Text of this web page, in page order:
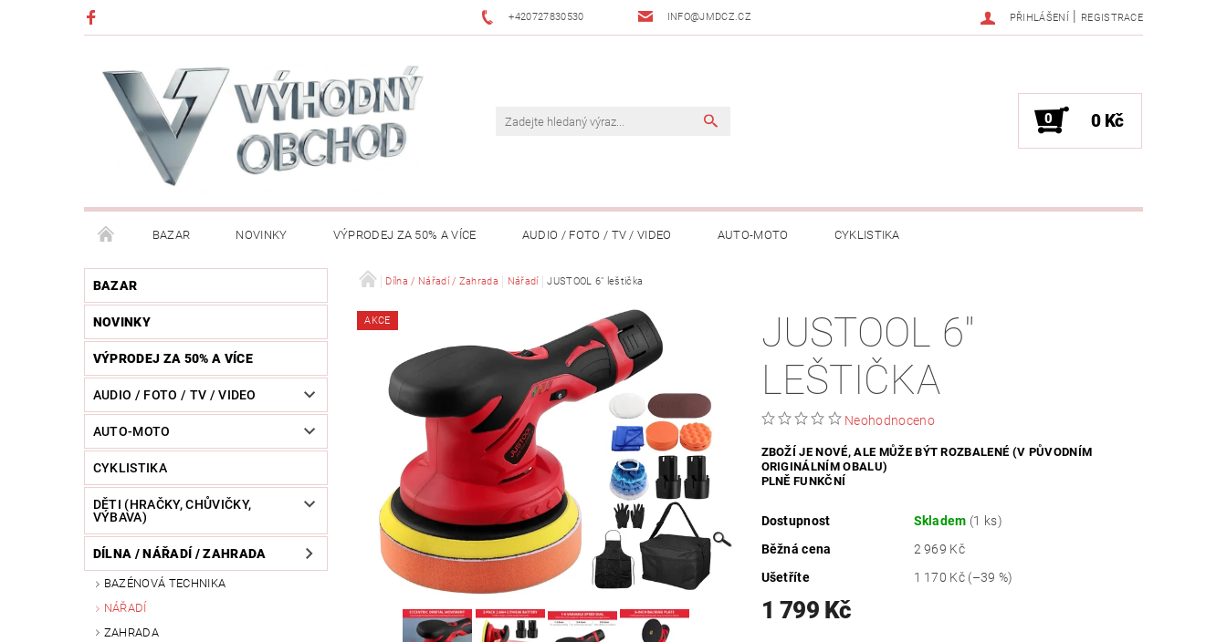
+420727830530 INFO@JMDCZ.CZ PŘIHLÁŠENÍ | REGISTRACE
0 0 Kč
BAZAR NOVINKY VÝPRODEJ ZA 50% A VÍCE AUDIO / FOTO / TV / VIDEO AUTO-MOTO CYKLISTIKA
DĚTI (HRAČKY, CHŮVIČKY, VÝBAVA) DÍLNA / NÁŘADÍ / ZAHRADA DOMÁCÍ SPOTŘEBIČE
HUDEBNÍ NÁSTROJE CHYTRÉ HODINKY / MOBILY / TABLETY / PŘÍSLUŠENSTVÍ KANCELÁŘ KONCERTNÍ TECHNIKA / PÁRTY / VYSTOUPENÍ
KOSMETIKA / ŠPERKY KOŽENÝ SVĚT (OPASKY, PENĚŽENKY, ...) OSOBNÍ POMŮCKY OSVĚTLENÍ POČÍTAČE / NOTEBOOKY
POWERBANKY SPORT / OUTDOOR VYHŘÍVANÝ TEXTIL ZABEZPEČOVACÍ SYSTÉMY ZDRAVÍ / HYGIENA
ZVÍŘATA / CHOVATELSKÉ POTŘEBY RAZNICE MOSAZNÉ - POPTÁVKA OBCHODNÍ PODMÍNKY KONTAKTY
BAZAR
NOVINKY
VÝPRODEJ ZA 50% A VÍCE
AUDIO / FOTO / TV / VIDEO
AUTO-MOTO
CYKLISTIKA
DĚTI (HRAČKY, CHŮVIČKY,
VÝBAVA)
DÍLNA / NÁŘADÍ / ZAHRADA
BAZÉNOVÁ TECHNIKA
NÁŘADÍ
ZAHRADA
Dílna / Nářadí / Zahrada Nářadí JUSTOOL 6" leštička
AKCE
JUSTOOL 6"
LEŠTIČKA
Neohodnoceno
ZBOŽÍ JE NOVÉ, ALE MŮŽE BÝT ROZBALENÉ (V PŮVODNÍM
ORIGINÁLNÍM OBALU)
PLNĚ FUNKČNÍ
Dostupnost Skladem (1 ks)
Běžná cena
2 969 Kč
Ušetříte
1 170 Kč (–39 %)
1 799 Kč